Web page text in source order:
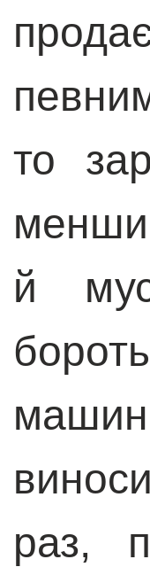
то
й
раз,